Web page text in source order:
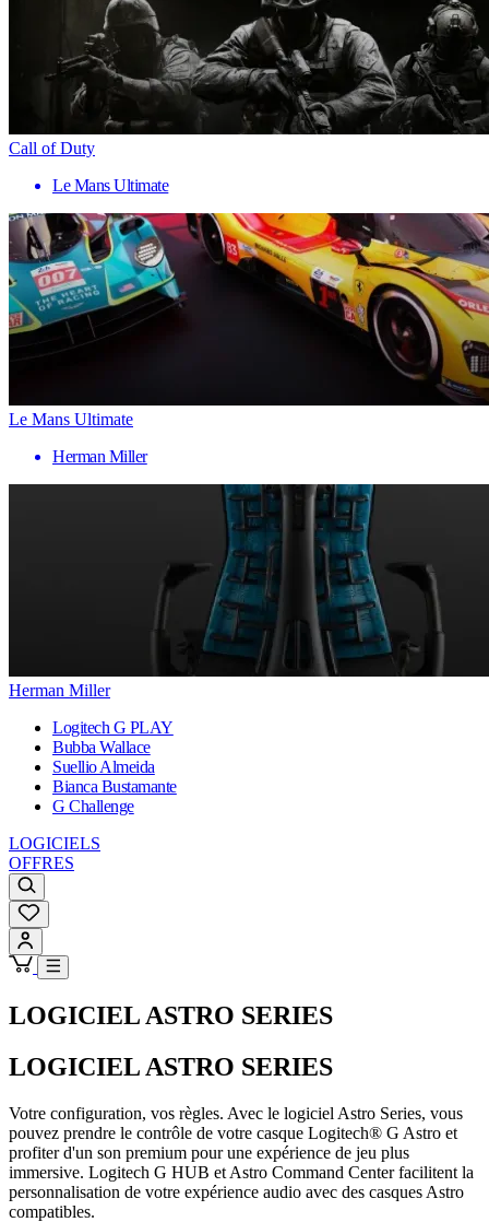
Call of Duty
Le Mans Ultimate
Le Mans Ultimate
Herman Miller
Herman Miller
Logitech G PLAY
Bubba Wallace
Suellio Almeida
Bianca Bustamante
G Challenge
LOGICIELS
OFFRES
LOGICIEL ASTRO SERIES
LOGICIEL ASTRO SERIES
Votre configuration, vos règles. Avec le logiciel Astro Series, vous
pouvez prendre le contrôle de votre casque Logitech® G Astro et
profiter d'un son premium pour une expérience de jeu plus
immersive. Logitech G HUB et Astro Command Center facilitent la
personnalisation de votre expérience audio avec des casques Astro
compatibles.